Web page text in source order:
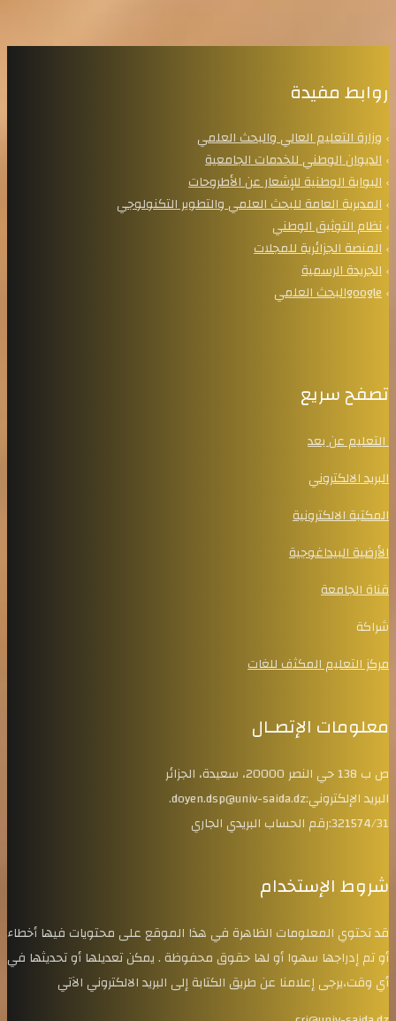
روابط مفيدة
وزارة التعليم العالي والبحث العلمي
الديوان الوطني للخدمات الجامعية
البوابة الوطنية للإشعار عن الأطروحات
المديرية العامة للبحث العلمي والتطوير التكنولوجي
نظام التوثيق الوطني
المنصة الجزائرية للمجلات
الجريدة الرسمية
googleالبحث العلمي
تصفح سريع
التعليم عن بعد
البريد الالكتروني
المكتبة الالكترونية
الأرضية البيداغوجية
قناة الجامعة
شراكة
مركز التعليم المكثف للغات
معلومات الإتصـال
ص ب 138 حي النصر 20000، سعيدة، الجزائر
البريد الإلكتروني:doyen.dsp@univ-saida.dz.
321574/31:رقم الحساب البريدي الجاري
شروط الإستخدام
قد تحتوي المعلومات الظاهرة في هذا الموقع على محتويات فيها أخطاء
أو تم إدراجها سهوا أو لها حقوق محفوظة . يمكن تعديلها أو تحديثها في
أي وقت،يرجى إعلامنا عن طريق الكتابة إلى البريد الالكتروني الآتي